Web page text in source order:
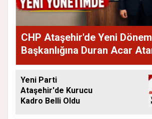
CHP Ataşehir'de Yeni
Başkanlığına Duran Acar
Yeni Parti
Ataşehir'de Kurucu
Kadro Belli Oldu